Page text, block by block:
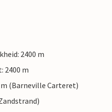
2400 m
2400 m
(Barneville Carteret)